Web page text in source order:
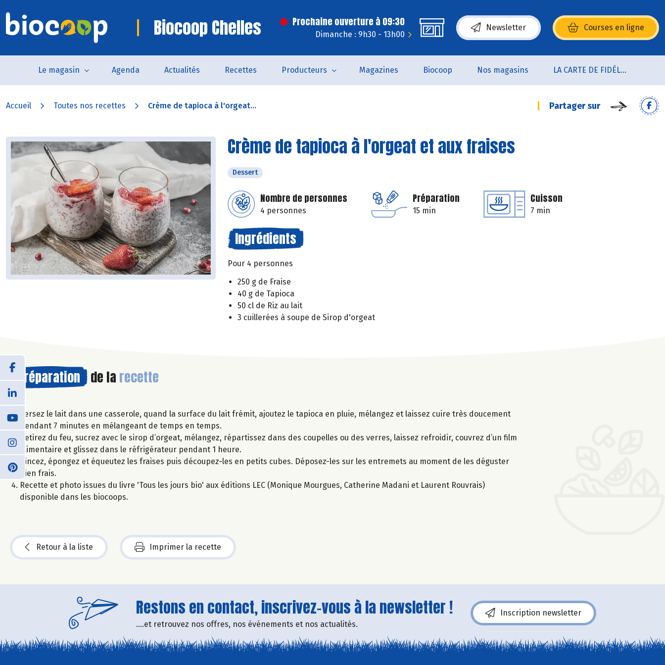
Biocoop Chelles Prochaine ouverture à 09:30
Dimanche : 9h30 - 13h00
Newsletter Courses en ligne
(s’ouvre dans une nouvelle fenêtre)
Le magasin Agenda Actualités Recettes Producteurs Magazines Biocoop Nos magasins LA CARTE DE FIDÉLITÉ
Accueil Toutes nos recettes Crème de tapioca à l'orgeat... Partager sur
Crème de tapioca à l'orgeat et aux fraises
Dessert
Nombre de personnes
4 personnes
Préparation
15 min
Cuisson
7 min
Ingrédients
Pour 4 personnes
250 g de Fraise
40 g de Tapioca
50 cl de Riz au lait
3 cuillerées à soupe de Sirop d'orgeat
Préparation de la recette
Versez le lait dans une casserole, quand la surface du lait frémit, ajoutez le tapioca en pluie, mélangez et laissez cuire très doucement
pendant 7 minutes en mélangeant de temps en temps.
Retirez du feu, sucrez avec le sirop d’orgeat, mélangez, répartissez dans des coupelles ou des verres, laissez refroidir, couvrez d’un film
alimentaire et glissez dans le réfrigérateur pendant 1 heure.
Rincez, épongez et équeutez les fraises puis découpez-les en petits cubes. Déposez-les sur les entremets au moment de les déguster
bien frais.
Recette et photo issues du livre 'Tous les jours bio' aux éditions LEC (Monique Mourgues, Catherine Madani et Laurent Rouvrais)
disponible dans les biocoops.
Retour à la liste Imprimer la recette
Restons en contact, inscrivez-vous à la newsletter !
....et retrouvez nos offres, nos événements et nos actualités.
Inscription newsletter